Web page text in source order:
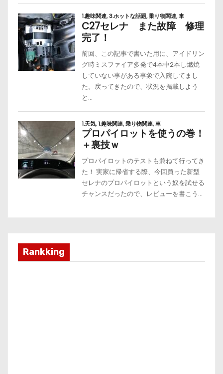
Rankking